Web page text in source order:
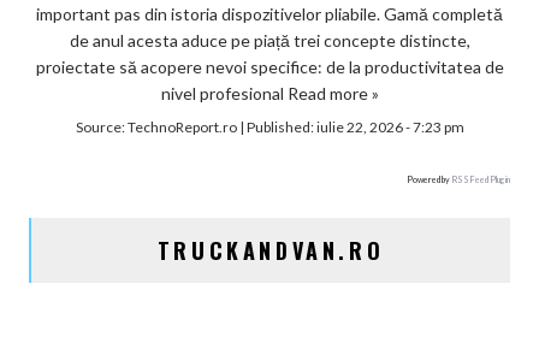
important pas din istoria dispozitivelor pliabile. Gamă completă
de anul acesta aduce pe piață trei concepte distincte,
proiectate să acopere nevoi specifice: de la productivitatea de
nivel profesional Read more »
Source:TechnoReport.ro| Published:iulie 22, 2026 - 7:23 pm
Powered by RSS Feed Plugin
TRUCKANDVAN.RO